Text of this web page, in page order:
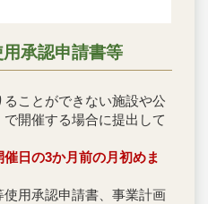
承認申請書等
ことができない施設や公
開催する場合に提出して
催日の3か月前の月初めま
使用承認申請書、事業計画